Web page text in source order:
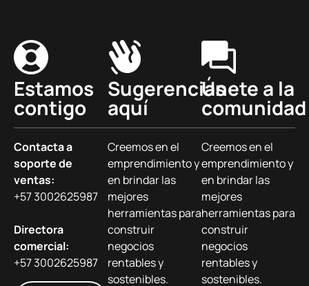
Estamos
contigo
Contacta a
soporte de
ventas:
+57 3002625987
Directora
comercial:
+57 3002625987
Sugerencias
aquí
Creemos en el
emprendimiento y
en brindar las
mejores
herramientas para
construir
negocios
rentables y
sostenibles.
Únete a la
comunidad
Creemos en el
emprendimiento y
en brindar las
mejores
herramientas para
construir
negocios
rentables y
sostenibles.